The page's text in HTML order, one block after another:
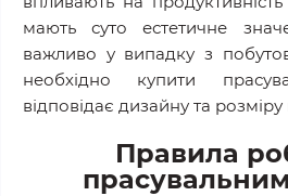
мають суто естетичне
важливо у випадку з
необхідно купити
відповідає дизайну та
Правила